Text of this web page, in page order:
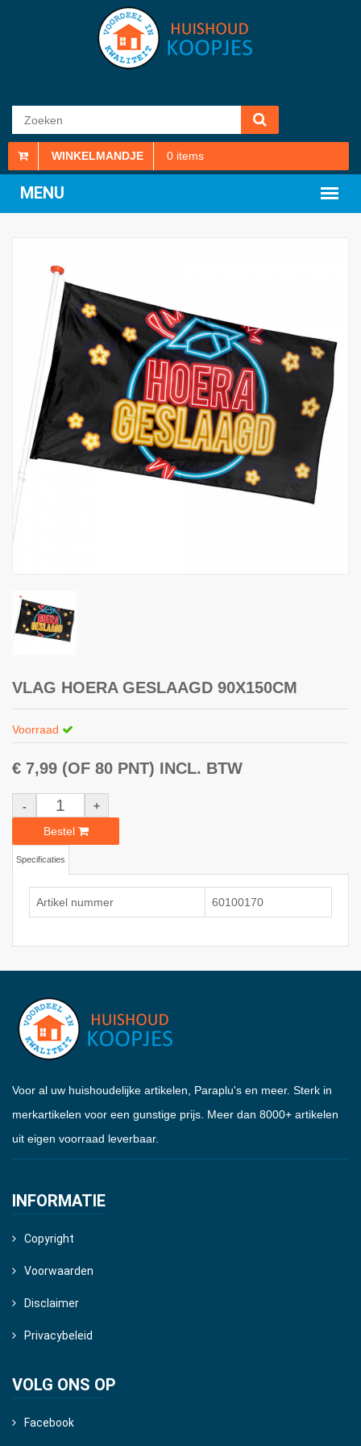
WINKELMANDJE 0 items
VLAG HOERA GESLAAGD 90X150CM
Voorraad
€ 7,99 (OF 80 PNT) INCL. BTW
-
+
Bestel
Specificaties
Artikel nummer 60100170
Voor al uw huishoudelijke artikelen, Paraplu's en meer. Sterk in
merkartikelen voor een gunstige prijs. Meer dan 8000+ artikelen
uit eigen voorraad leverbaar.
INFORMATIE
Copyright
Voorwaarden
Disclaimer
Privacybeleid
VOLG ONS OP
Facebook